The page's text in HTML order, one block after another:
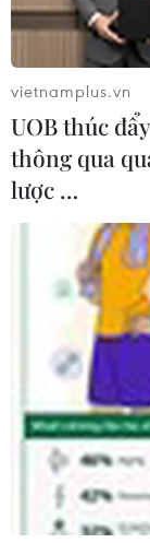
vietnamplus.vn
UOB thúc
thông qua
lược …